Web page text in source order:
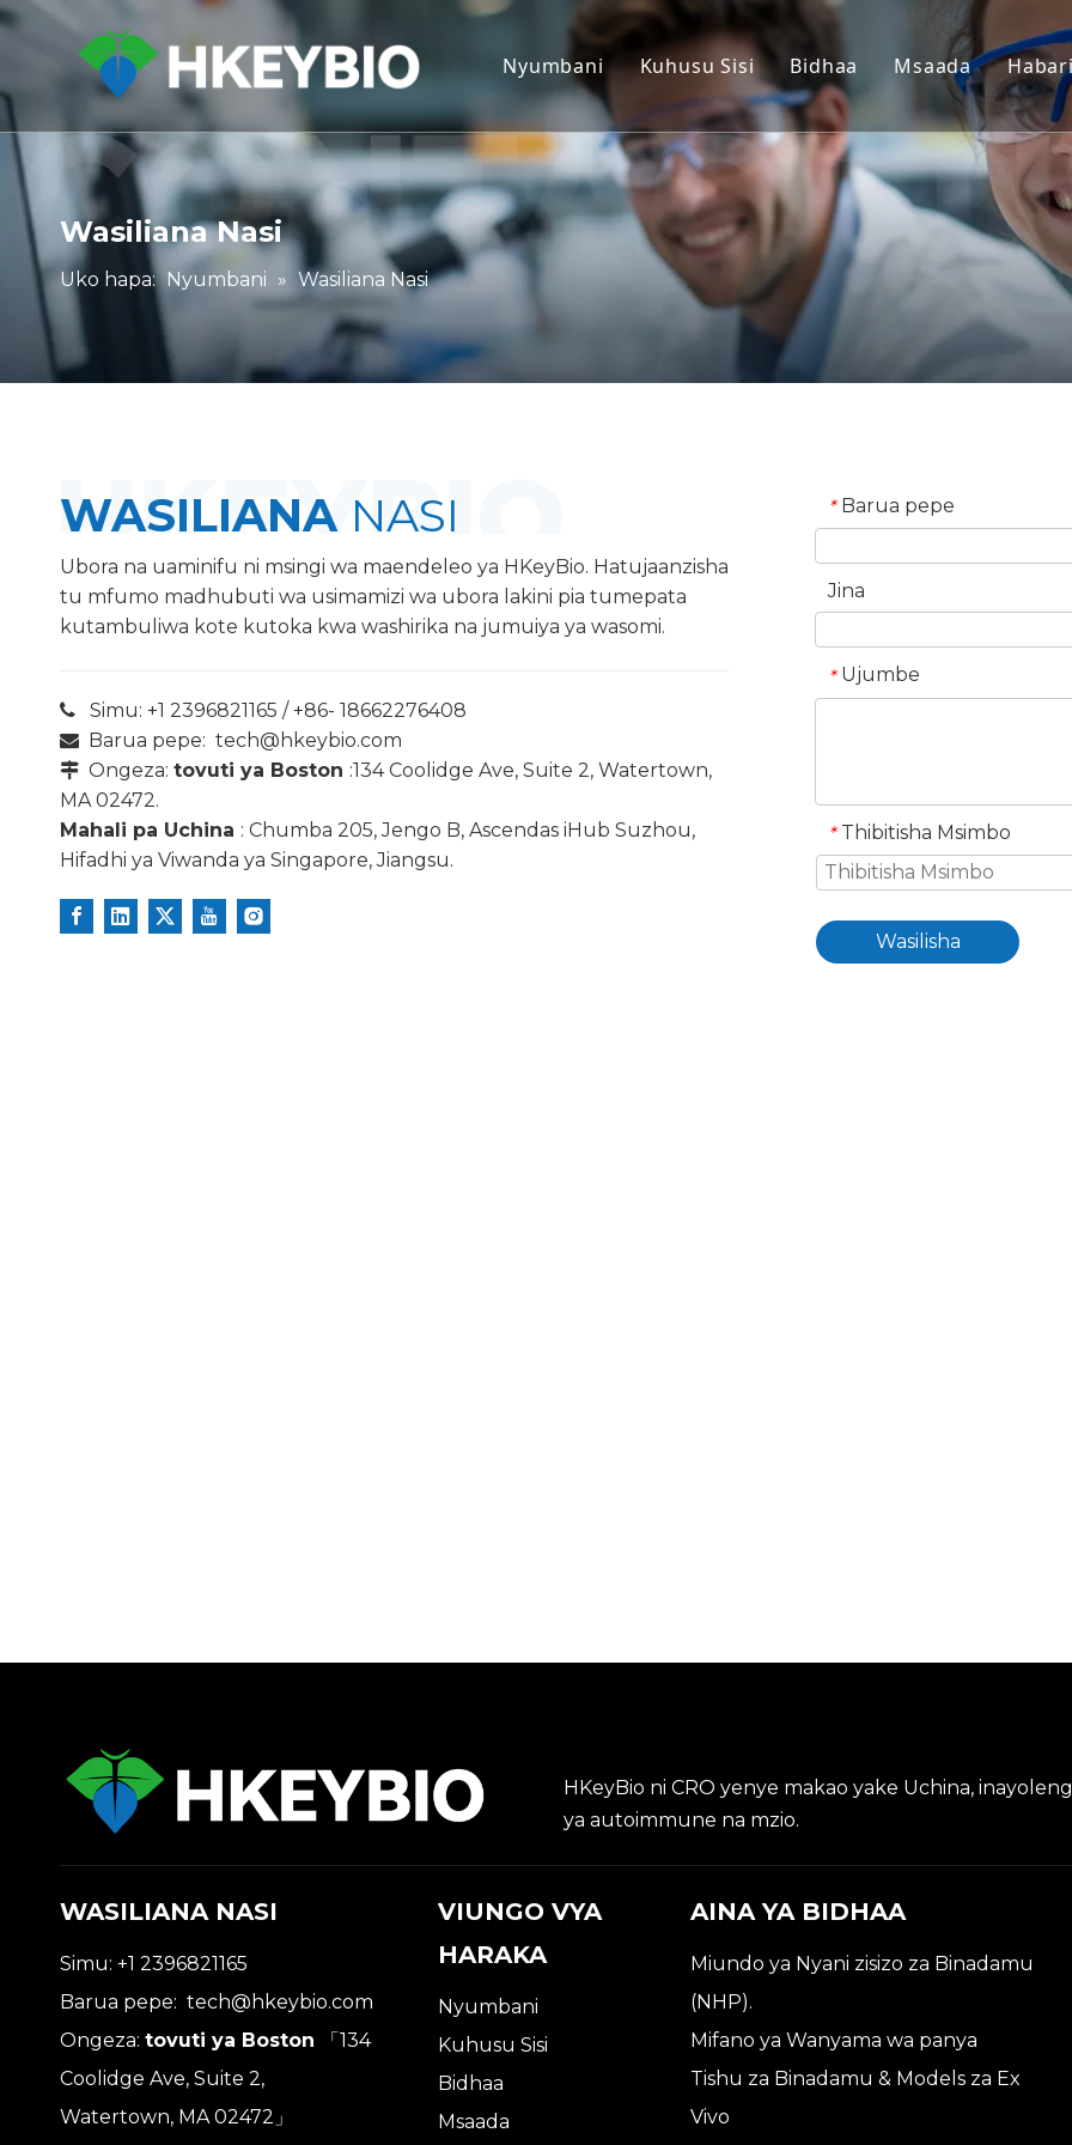
Nyumbani Kuhusu Sisi Bidhaa
Miundo ya Nyani zisizo za
Mifano ya Wanyama wa
Tishu za Binadamu &
Tathmini Jumuishi ya
Madawa ya Utafsiri na
Usaidizi wa Uwasilishaji
Msaada
Huduma
Pakua
Maswali
Ushuhuda wa
Wasiliana Nasi
Uko hapa: Nyumbani » Wasiliana Nasi
WASILIANA NASI
Ubora na uaminifu ni msingi wa maendeleo ya HKeyBio. Hatujaanzisha
tu mfumo madhubuti wa usimamizi wa ubora lakini pia tumepata
kutambuliwa kote kutoka kwa washirika na jumuiya ya wasomi.
 Simu: +1 2396821165 / +86- 18662276408
 Barua pepe: tech@hkeybio.com
 Ongeza: tovuti ya Boston :134 Coolidge Ave, Suite 2, Watertown,
MA 02472.
Mahali pa Uchina : Chumba 205, Jengo B, Ascendas iHub Suzhou,
Hifadhi ya Viwanda ya Singapore, Jiangsu.
* Barua pepe
Jina
* Ujumbe
* Thibitisha Msimbo
Wasilisha
HKeyBio ni CRO yenye makao yake Uchina,
ya autoimmune na mzio.
WASILIANA NASI
Simu: +1 2396821165
Barua pepe: tech@hkeybio.com
Ongeza: tovuti ya Boston
「134
Coolidge Ave, Suite 2,
Watertown, MA 02472」
VIUNGO VYA
HARAKA
Nyumbani
Kuhusu Sisi
Bidhaa
Msaada
AINA YA BIDHAA
Miundo ya Nyani zisizo za Binadamu
(NHP).
Mifano ya Wanyama wa panya
Tishu za Binadamu & Models za Ex
Vivo